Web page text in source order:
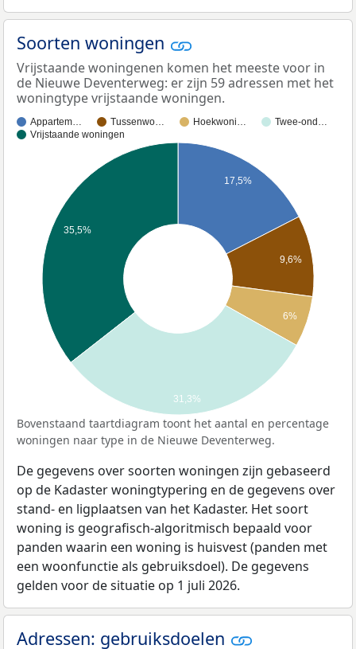
Soorten woningen
Vrijstaande woningenen komen het meeste voor in
de Nieuwe Deventerweg: er zijn 59 adressen met het
woningtype vrijstaande woningen.
Appartem… Tussenwo… Hoekwoni…
Twee-ond…
Vrijstaande woningen
17,5%
9,6%
6%
35,5%
31,3%
Bovenstaand taartdiagram toont het aantal en percentage
woningen naar type in de Nieuwe Deventerweg.
De gegevens over soorten woningen zijn gebaseerd
op de Kadaster woningtypering en de gegevens over
stand- en ligplaatsen van het Kadaster. Het soort
woning is geografisch-algoritmisch bepaald voor
panden waarin een woning is huisvest (panden met
een woonfunctie als gebruiksdoel). De gegevens
gelden voor de situatie op 1 juli 2026.
Adressen: gebruiksdoelen